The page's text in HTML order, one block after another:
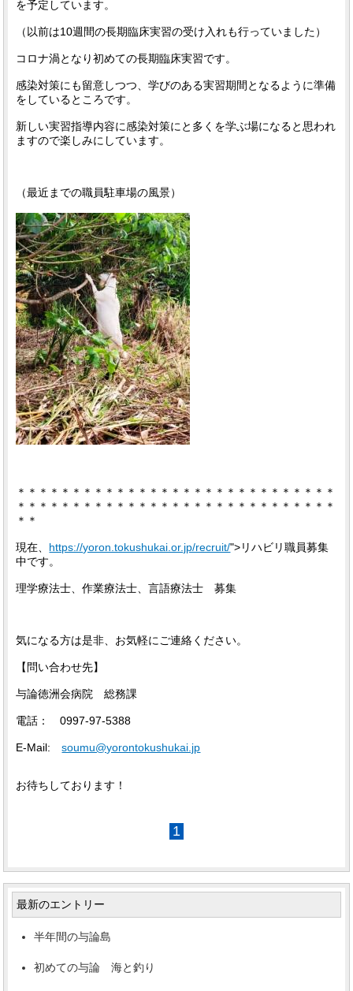
を予定しています。
（以前は10週間の長期臨床実習の受け入れも行っていました）
コロナ渦となり初めての長期臨床実習です。
感染対策にも留意しつつ、学びのある実習期間となるように準備
をしているところです。
新しい実習指導内容に感染対策にと多くを学ぶ場になると思われ
ますので楽しみにしています。
（最近までの職員駐車場の風景）
＊＊＊＊＊＊＊＊＊＊＊＊＊＊＊＊＊＊＊＊＊＊＊＊＊＊＊＊＊
＊＊＊＊＊＊＊＊＊＊＊＊＊＊＊＊＊＊＊＊＊＊＊＊＊＊＊＊＊
＊＊
現在、 https://yoron.tokushukai.or.jp/recruit/">リハビリ職員募集
中です。
理学療法士、作業療法士、言語療法士 募集
気になる方は是非、お気軽にご連絡ください。
【問い合わせ先】
与論徳洲会病院 総務課
電話： 0997-97-5388
E-Mail:soumu@yorontokushukai.jp
お待ちしております！
1
最新のエントリー
半年間の与論島
初めての与論 海と釣り